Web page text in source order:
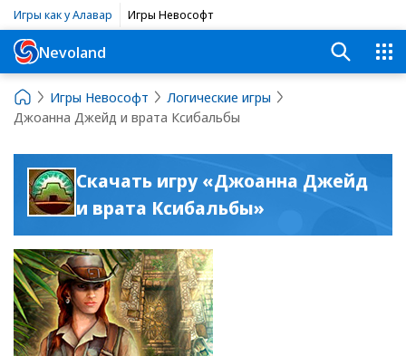
Игры как у Алавар Игры Невософт
Nevoland
Игры Невософт
Логические игры
Джоанна Джейд и врата Ксибальбы
Скачать игру «Джоанна Джейд
и врата Ксибальбы»